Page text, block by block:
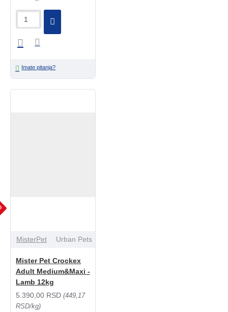
Imate pitanja?
MisterPet Urban Pets
Mister Pet Crockex
Adult Medium&Maxi -
Lamb 12kg
5.390,00 RSD (449,17
RSD/kg)